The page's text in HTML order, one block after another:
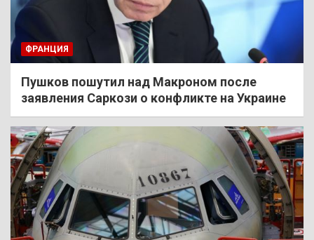
ФРАНЦИЯ
Пушков пошутил над Макроном после
заявления Саркози о конфликте на Украине